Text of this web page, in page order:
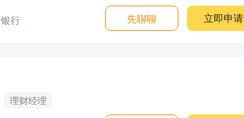
银行 先聊聊 立即申请
理财经理